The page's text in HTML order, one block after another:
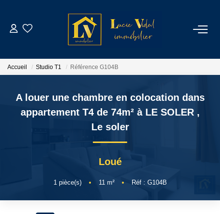
GESTION LOCATIVE
CONTACT
Accueil Studio T1 Référence G104B
A louer une chambre en colocation dans
appartement T4 de 74m² à LE SOLER ,
Le soler
Loué
1 pièce(s) • 11 m² • Réf : G104B